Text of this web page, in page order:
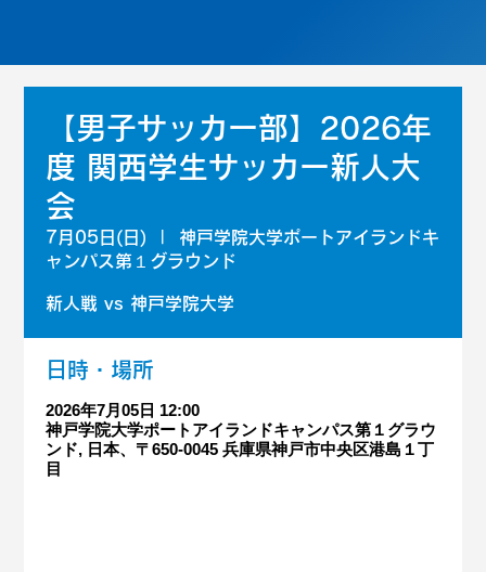
【男子サッカー部】2026年
度 関西学生サッカー新人大
会
7月05日(日)
神戸学院大学ポートアイランドキ
ャンパス第１グラウンド
新人戦 vs 神戸学院大学
日時・場所
2026年7月05日 12:00
神戸学院大学ポートアイランドキャンパス第１グラウ
ンド, 日本、〒650-0045 兵庫県神戸市中央区港島１丁
目